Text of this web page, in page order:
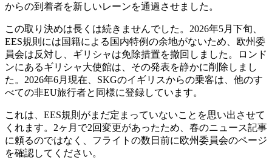
からの到着者を新しいレーンを通過させました。
この取り決めは長くは続きませんでした。2026年5月下旬、
EES規則には国籍による国内特例の余地がないため、欧州委
員会は反対し、ギリシャは免除措置を撤回しました。ロンド
ンにあるギリシャ大使館は、その発表を静かに削除しまし
た。2026年6月現在、SKGのイギリスからの乗客は、他のす
べての非EU旅行者と同様に登録しています。
これは、EES規則がまだ定まっていないことを思い出させて
くれます。2ヶ月で2回変更があったため、春のニュース記事
に頼るのではなく、フライトの数日前に欧州委員会のページ
を確認してください。